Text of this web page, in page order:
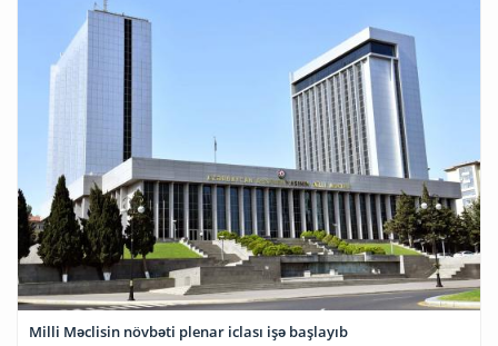
Milli Məclisin növbəti plenar iclası işə başlayıb